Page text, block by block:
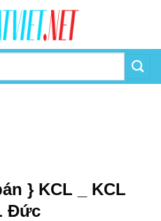
} KCL _ KCL
Đức